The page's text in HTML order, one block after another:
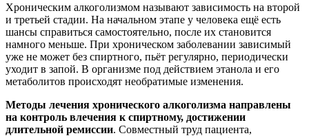
Хроническим алкоголизмом называют зависимость на второй
и третьей стадии. На начальном этапе у человека ещё есть
шансы справиться самостоятельно, после их становится
намного меньше. При хроническом заболевании зависимый
уже не может без спиртного, пьёт регулярно, периодически
уходит в запой. В организме под действием этанола и его
метаболитов происходят необратимые изменения.
Методы лечения хронического алкоголизма направлены
на контроль влечения к спиртному, достижении
длительной ремиссии. Совместный труд пациента,